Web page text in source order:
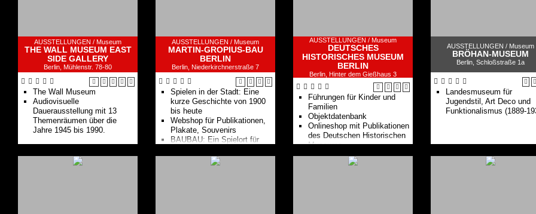
AUSSTELLUNGEN / Museum
THE WALL MUSEUM EAST
SIDE GALLERY
Berlin, Mühlenstr. 78-80
The Wall Museum
Audiovisuelle
Dauerausstellung mit 13
Themenräumen über die
Jahre 1945 bis 1990.
AUSSTELLUNGEN / Museum
MARTIN-GROPIUS-BAU
BERLIN
Berlin, Niederkirchnerstraße 7
Spielen in der Stadt: Eine
kurze Geschichte von 1900
bis heute
Webshop für Publikationen,
Plakate, Souvenirs
BAUBAU: Ein Spielort für
Außergewöhnliche
Themenausstellungen zur
AUSSTELLUNGEN / Museum
DEUTSCHES
HISTORISCHES MUSEUM
BERLIN
Berlin, Hinter dem Gießhaus 3
Führungen für Kinder und
Familien
Objektdatenbank
Onlineshop mit Publikationen
des Deutschen Historischen
Museums
Das Deutsche Historische
Museum ist Deutschlands
AUSSTELLUNGEN / Museum
BRÖHAN-MUSEUM
Berlin, Schloßstraße 1a
Landesmuseum für
Jugendstil, Art Deco und
Funktionalismus (1889-